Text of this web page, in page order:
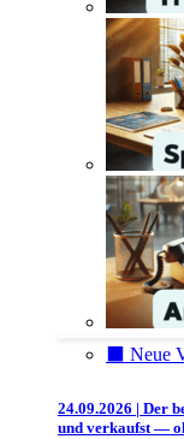
⬛️ Neue
24.09.2026 | Der
und verkaufst —